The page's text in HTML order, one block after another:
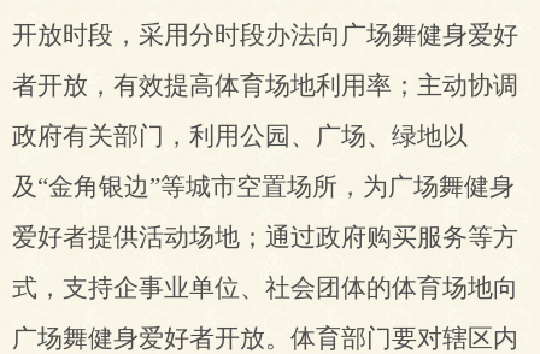
开放时段，采用分时段办法向广场舞健身爱好
者开放，有效提高体育场地利用率； 主动协调
政府有关部门，利用公园、广场、绿地以
及“金角银边”等城市空置场所，为广场舞健身
爱好者提供活动场地；通过政府购买服务等方
式，支持企事业单位、社会团体的体育场地向
广场舞健身爱好者开放。体育部门要对辖区内